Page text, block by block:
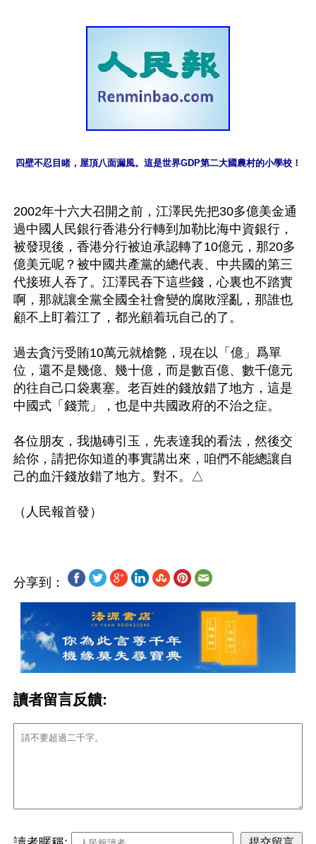
四壁不忍目睹，屋頂八面漏風。這是世界GDP第二大國農村的小學校！
2002年十六大召開之前，江澤民先把30多億美金通
過中國人民銀行香港分行轉到加勒比海中資銀行，
被發現後，香港分行被迫承認轉了10億元，那20多
億美元呢？被中國共產黨的總代表、中共國的第三
代接班人吞了。江澤民吞下這些錢，心裏也不踏實
啊，那就讓全黨全國全社會變的腐敗淫亂，那誰也
顧不上盯着江了，都光顧着玩自己的了。
過去貪污受賄10萬元就槍斃，現在以「億」爲單
位，還不是幾億、幾十億，而是數百億、數千億元
的往自己口袋裏塞。老百姓的錢放錯了地方，這是
中國式「錢荒」，也是中共國政府的不治之症。
各位朋友，我拋磚引玉，先表達我的看法，然後交
給你，請把你知道的事實講出來，咱們不能總讓自
己的血汗錢放錯了地方。對不。△
分享到：
讀者留言反饋: